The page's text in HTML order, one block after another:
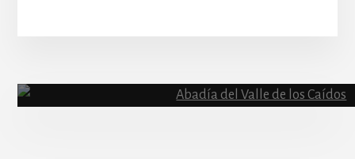
Content